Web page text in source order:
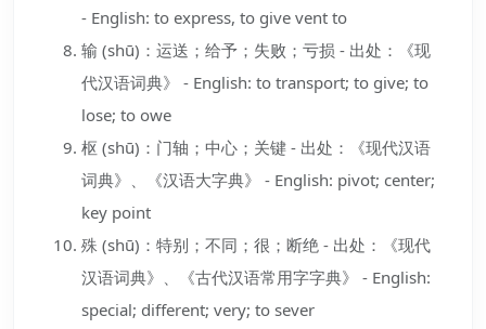
- English: to express, to give vent to
输 (shū)：运送；给予；失败；亏损 - 出处：《现
代汉语词典》 - English: to transport; to give; to
lose; to owe
枢 (shū)：门轴；中心；关键 - 出处：《现代汉语
词典》、《汉语大字典》 - English: pivot; center;
key point
殊 (shū)：特别；不同；很；断绝 - 出处：《现代
汉语词典》、《古代汉语常用字字典》 - English:
special; different; very; to sever